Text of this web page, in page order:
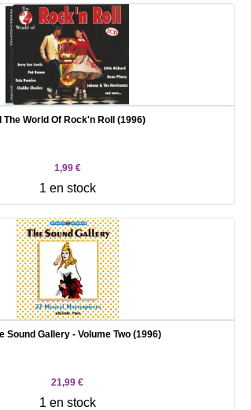
The World Of Rock'n Roll (1996)
1,99 €
1 en stock
Sound Gallery - Volume Two (1996)
21,99 €
1 en stock